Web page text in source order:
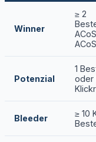
Winner
≥ 2
ACoS
Potenzial
1
oder
Bleeder
≥ 10